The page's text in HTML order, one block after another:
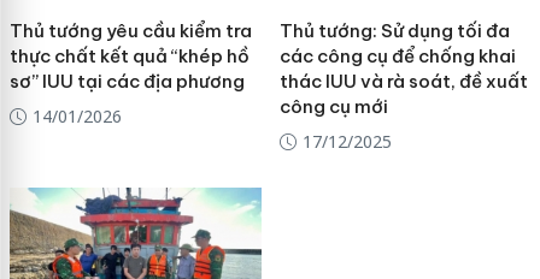
Thủ tướng yêu cầu kiểm tra
thực chất kết quả “khép hồ
sơ” IUU tại các địa phương
14/01/2026
Thủ tướng: Sử dụng tối đa
các công cụ để chống khai
thác IUU và rà soát, đề xuất
công cụ mới
17/12/2025